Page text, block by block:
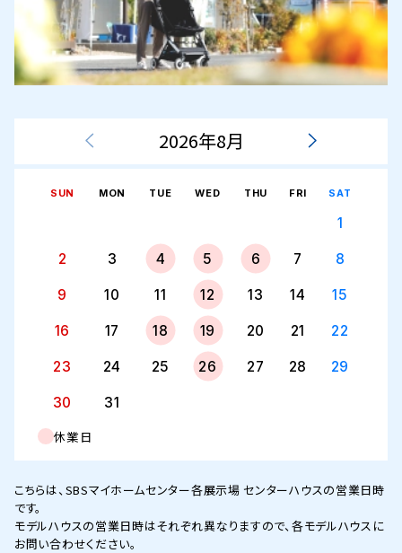
2026年8月
SUN MON TUE WED THU FRI SAT
1
2 3 4 5 6 7 8
9 10 11 12 13 14 15
16 17 18 19 20 21 22
23 24 25 26 27 28 29
30 31
休業日
こちらは、SBSマイホームセンター各展示場 センターハウスの営業日時
です。
モデルハウスの営業日時はそれぞれ異なりますので、各モデルハウスに
お問い合わせください。